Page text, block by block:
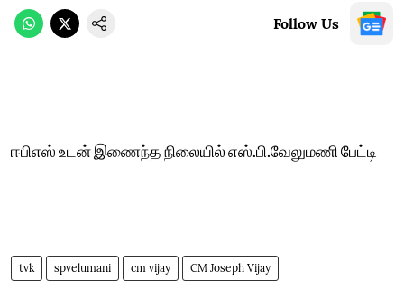
Follow Us
ஈபிஎஸ் உடன் இணைந்த நிலையில் எஸ்.பி.வேலுமணி பேட்டி
tvk spvelumani cm vijay CM Joseph Vijay